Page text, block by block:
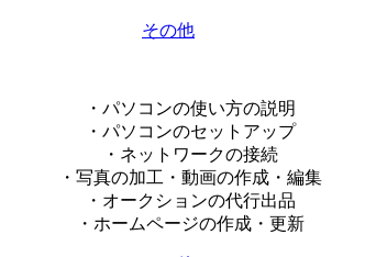
その他
・パソコンの使い方の説明
・パソコンのセットアップ
・ネットワークの接続
・写真の加工・動画の作成・編集
・オークションの代行出品
・ホームページの作成・更新